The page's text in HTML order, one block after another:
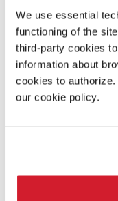
We use essential
functioning of the
third-party cookies
information about
cookies to
our cookie policy.